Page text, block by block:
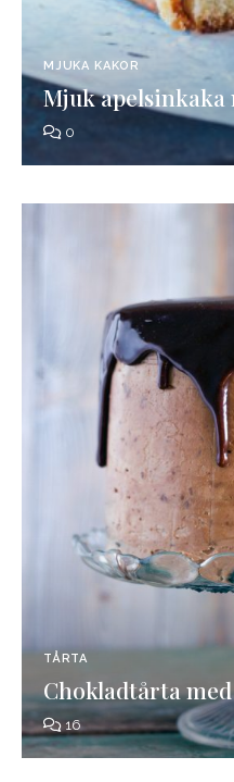
MJUKA KAKOR
Mjuk apelsinkaka
0
TÅRTA
Chokladtårta
16